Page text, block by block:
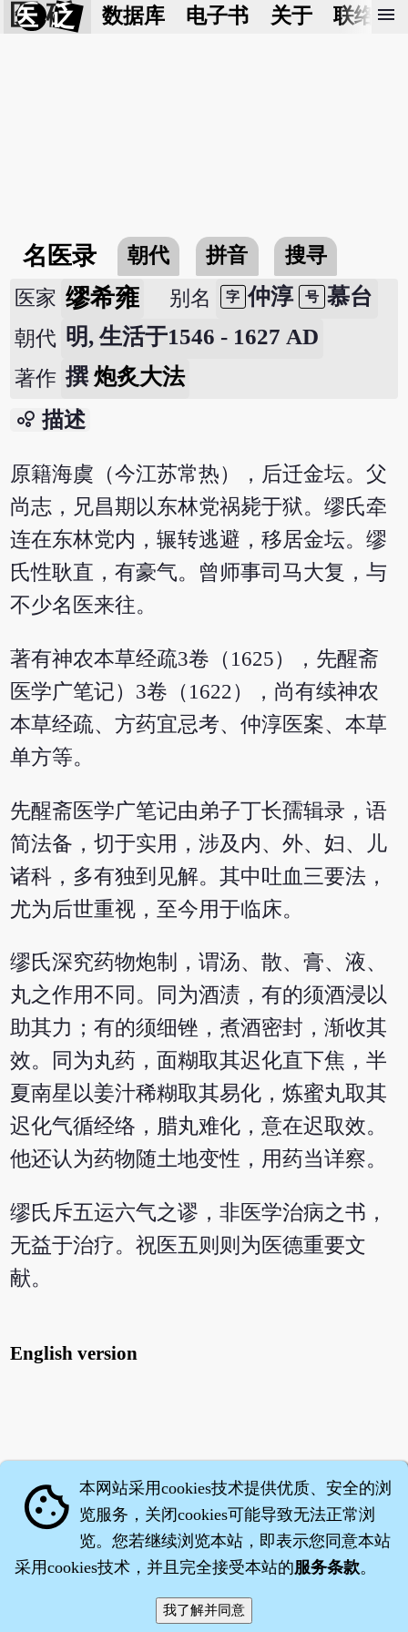
医 砭 数据库 电子书 关于 联络我
menu
名医录 朝代 拼音
搜寻
医家 缪希雍 别名 字 仲淳 号 慕台
朝代 明, 生活于1546 - 1627 AD
著作 撰炮炙大法
bubble_chart 描述
原籍海虞（今江苏常热），后迁金坛。父
尚志，兄昌期以东林党祸毙于狱。缪氏牵
连在东林党内，辗转逃避，移居金坛。缪
氏性耿直，有豪气。曾师事司马大复，与
不少名医来往。
著有神农本草经疏3卷（1625），先醒斋
医学广笔记）3卷（1622），尚有续神农
本草经疏、方药宜忌考、仲淳医案、本草
单方等。
先醒斋医学广笔记由弟子丁长孺辑录，语
简法备，切于实用，涉及内、外、妇、儿
诸科，多有独到见解。其中吐血三要法，
尤为后世重视，至今用于临床。
缪氏深究药物炮制，谓汤、散、膏、液、
丸之作用不同。同为酒渍，有的须酒浸以
助其力；有的须细锉，煮酒密封，渐收其
效。同为丸药，面糊取其迟化直下焦，半
夏南星以姜汁稀糊取其易化，炼蜜丸取其
迟化气循经络，腊丸难化，意在迟取效。
他还认为药物随土地变性，用药当详察。
缪氏斥五运六气之谬，非医学治病之书，
无益于治疗。祝医五则则为医德重要文
献。
English version
·沈药子©2008～2026
cookie 本网站采用cookies技术提供优质、安全的浏
览服务，关闭cookies可能导致无法正常浏
览。您若继续浏览本站，即表示您同意本站
采用cookies技术，并且完全接受本站的服务条款。